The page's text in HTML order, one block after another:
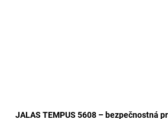
JALAS TEMPUS 5608 – bezpečnostná